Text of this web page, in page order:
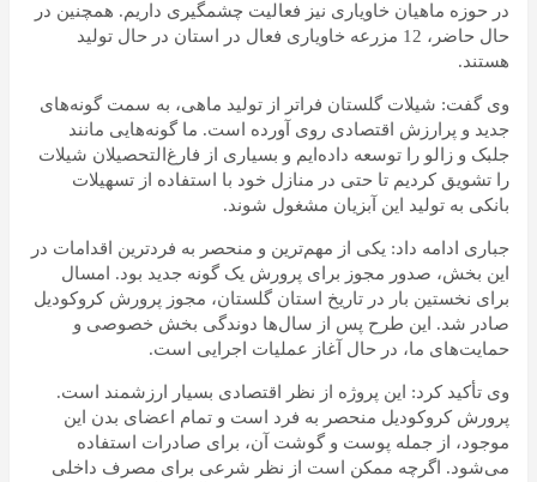
در حوزه ماهیان خاویاری نیز فعالیت چشمگیری داریم. همچنین در
حال حاضر، 12 مزرعه خاویاری فعال در استان در حال تولید
هستند.
وی گفت: شیلات گلستان فراتر از تولید ماهی، به سمت گونه‌های
جدید و پرارزش اقتصادی روی آورده است. ما گونه‌هایی مانند
جلبک و زالو را توسعه داده‌ایم و بسیاری از فارغ‌التحصیلان شیلات
را تشویق کردیم تا حتی در منازل خود با استفاده از تسهیلات
بانکی به تولید این آبزیان مشغول شوند.
جباری ادامه داد: یکی از مهم‌ترین و منحصر به فردترین اقدامات در
این بخش، صدور مجوز برای پرورش یک گونه جدید بود. امسال
برای نخستین بار در تاریخ استان گلستان، مجوز پرورش کروکودیل
صادر شد. این طرح پس از سال‌ها دوندگی بخش خصوصی و
حمایت‌های ما، در حال آغاز عملیات اجرایی است.
وی تأکید کرد: این پروژه از نظر اقتصادی بسیار ارزشمند است.
پرورش کروکودیل منحصر به فرد است و تمام اعضای بدن این
موجود، از جمله پوست و گوشت آن، برای صادرات استفاده
می‌شود. اگرچه ممکن است از نظر شرعی برای مصرف داخلی